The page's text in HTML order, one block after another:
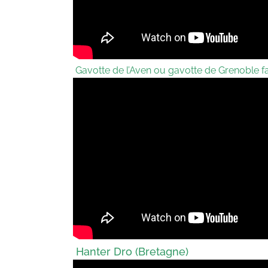
Gavotte de l’Aven ou gavotte de Grenoble
Hanter Dro (Bretagne)